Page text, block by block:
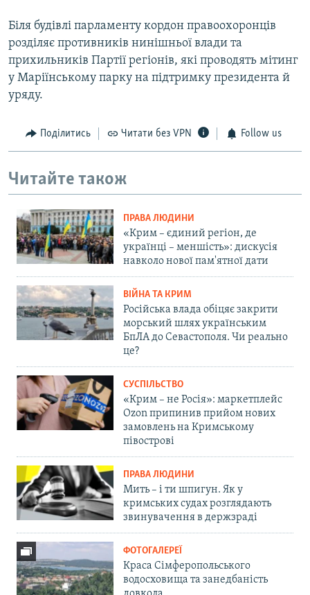
Біля будівлі парламенту кордон правоохоронців
розділяє противників нинішньої влади та
прихильників Партії регіонів, які проводять мітинг
у Маріїнському парку на підтримку президента й
уряду.
Поділитись Читати без VPN Follow us
Читайте також
ПРАВА ЛЮДИНИ
«Крим – єдиний регіон, де
українці – меншість»: дискусія
навколо нової пам'ятної дати
ВІЙНА ТА КРИМ
Російська влада обіцяє закрити
морський шлях українським
БпЛА до Севастополя. Чи реально
це?
СУСПІЛЬСТВО
«Крим – не Росія»: маркетплейс
Ozon припинив прийом нових
замовлень на Кримському
півострові
ПРАВА ЛЮДИНИ
Мить – і ти шпигун. Як у
кримських судах розглядають
звинувачення в держзраді
ФОТОГАЛЕРЕЇ
Краса Сімферопольського
водосховища та занедбаність